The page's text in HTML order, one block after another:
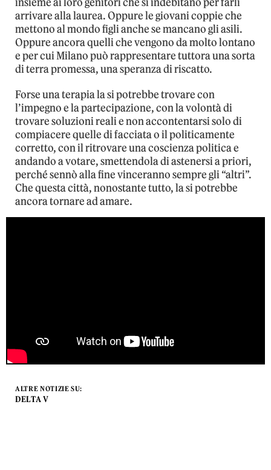
arrivare alla laurea. Oppure le giovani coppie che
mettono al mondo figli anche se mancano gli asili.
Oppure ancora quelli che vengono da molto lontano
e per cui Milano può rappresentare tuttora una sorta
di terra promessa, una speranza di riscatto.
Forse una terapia la si potrebbe trovare con
l’impegno e la partecipazione, con la volontà di
trovare soluzioni reali e non accontentarsi solo di
compiacere quelle di facciata o il politicamente
corretto, con il ritrovare una coscienza politica e
andando a votare, smettendola di astenersi a priori,
perché sennò alla fine vinceranno sempre gli “altri”.
Che questa città, nonostante tutto, la si potrebbe
ancora tornare ad amare.
ALTRE NOTIZIE SU:
DELTA V